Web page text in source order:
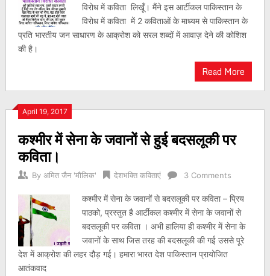
विरोध में कविता लिखूँ। मैंने इस आर्टीकल पाकिस्तान के
विरोध में कविता में 2 कविताओं के माध्यम से पाकिस्तान के
प्रति भारतीय जन साधारण के आक्रोश को सरल शब्दों में आवाज़ देने की कोशिश
की है।
Read More
April 19, 2017
कश्मीर में सेना के जवानों से हुई बदसलूकी पर
कविता।
By अमित जैन 'मौलिक' देशभक्ति कविताएं 3 Comments
कश्मीर में सेना के जवानों से बदसलूकी पर कविता – प्रिय
पाठको, प्रस्तुत है आर्टीकल कश्मीर में सेना के जवानों से
बदसलूकी पर कविता । अभी हालिया ही कश्मीर में सेना के
जवानों के साथ जिस तरह की बदसलूकी की गई उससे पूरे
देश में आक्रोश की लहर दौड़ गई। हमारा भारत देश पाकिस्तान प्रायोजित
आतंकवाद